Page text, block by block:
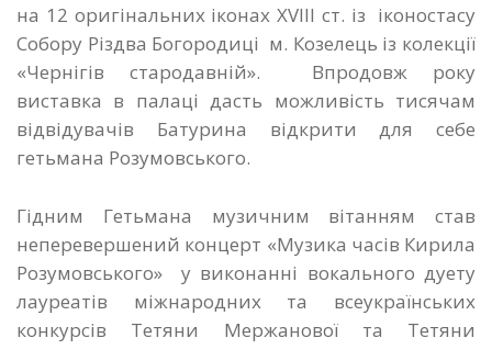
на 12 оригінальних іконах XVIII ст. із іконостасу
Собору Різдва Богородиці м. Козелець із колекції
«Чернігів стародавній». Впродовж року
виставка в палаці дасть можливість тисячам
відвідувачів Батурина відкрити для себе
гетьмана Розумовського.
Гідним Гетьмана музичним вітанням став
неперевершений концерт «Музика часів Кирила
Розумовського» у виконанні вокального дуету
лауреатів міжнародних та всеукраїнських
конкурсів Тетяни Мержанової та Тетяни